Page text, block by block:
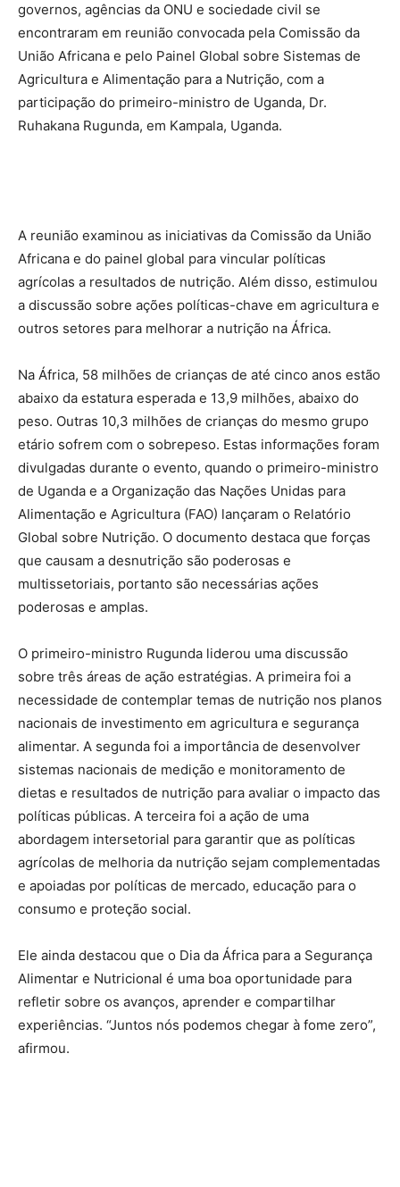
governos, agências da ONU e sociedade civil se
encontraram em reunião convocada pela Comissão da
União Africana e pelo Painel Global sobre Sistemas de
Agricultura e Alimentação para a Nutrição, com a
participação do primeiro-ministro de Uganda, Dr.
Ruhakana Rugunda, em Kampala, Uganda.
A reunião examinou as iniciativas da Comissão da União
Africana e do painel global para vincular políticas
agrícolas a resultados de nutrição. Além disso, estimulou
a discussão sobre ações políticas-chave em agricultura e
outros setores para melhorar a nutrição na África.
Na África, 58 milhões de crianças de até cinco anos estão
abaixo da estatura esperada e 13,9 milhões, abaixo do
peso. Outras 10,3 milhões de crianças do mesmo grupo
etário sofrem com o sobrepeso. Estas informações foram
divulgadas durante o evento, quando o primeiro-ministro
de Uganda e a Organização das Nações Unidas para
Alimentação e Agricultura (FAO) lançaram o Relatório
Global sobre Nutrição. O documento destaca que forças
que causam a desnutrição são poderosas e
multissetoriais, portanto são necessárias ações
poderosas e amplas.
O primeiro-ministro Rugunda liderou uma discussão
sobre três áreas de ação estratégias. A primeira foi a
necessidade de contemplar temas de nutrição nos planos
nacionais de investimento em agricultura e segurança
alimentar. A segunda foi a importância de desenvolver
sistemas nacionais de medição e monitoramento de
dietas e resultados de nutrição para avaliar o impacto das
políticas públicas. A terceira foi a ação de uma
abordagem intersetorial para garantir que as políticas
agrícolas de melhoria da nutrição sejam complementadas
e apoiadas por políticas de mercado, educação para o
consumo e proteção social.
Ele ainda destacou que o Dia da África para a Segurança
Alimentar e Nutricional é uma boa oportunidade para
refletir sobre os avanços, aprender e compartilhar
experiências. “Juntos nós podemos chegar à fome zero”,
afirmou.